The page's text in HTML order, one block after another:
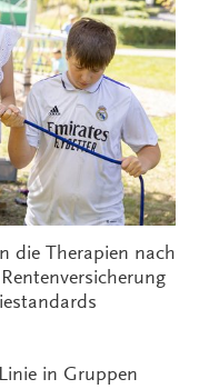
die Therapien nach
in Gruppen